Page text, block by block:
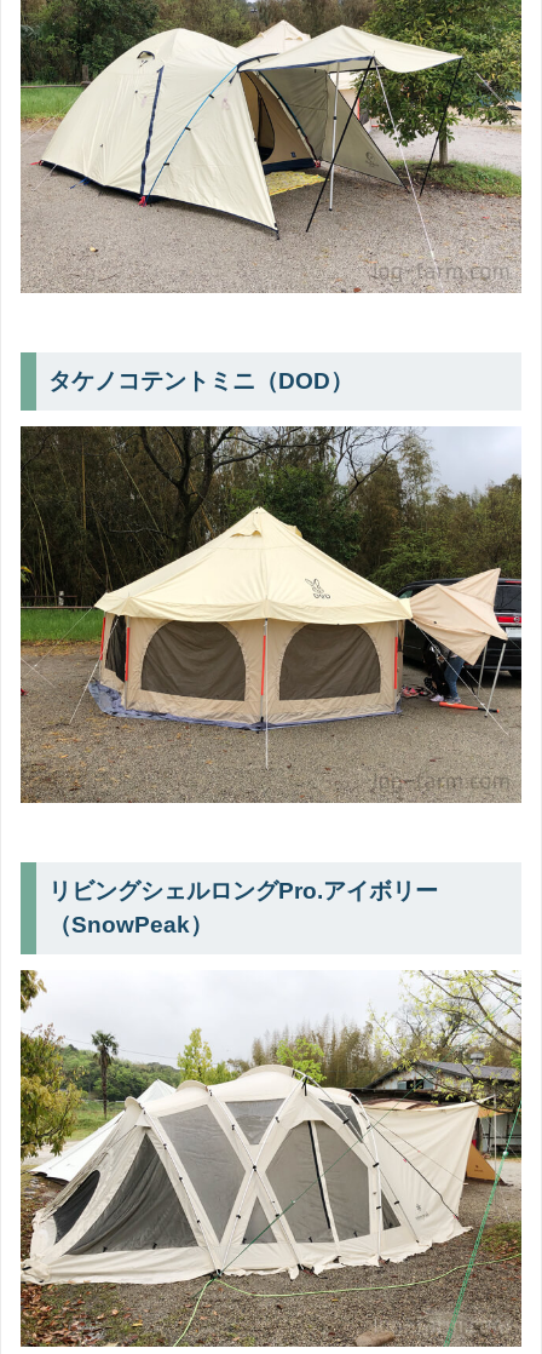
タケノコテントミニ（DOD）
リビングシェルロングPro.アイボリー
（SnowPeak）